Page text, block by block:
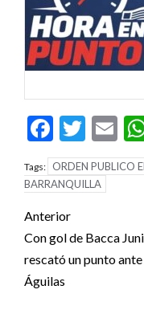
Tags: ORDEN PUBLICO
BARRANQUILLA
Post
navigation
Anterior
Con gol de Bacca
rescató un punto ante
Águilas